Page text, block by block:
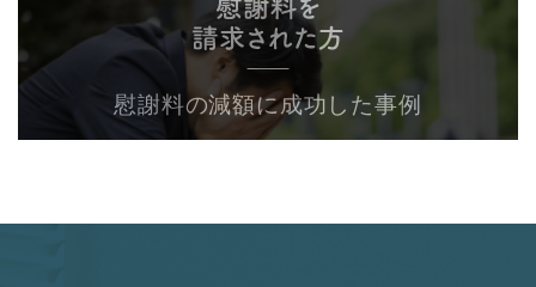
慰謝料の減額に成功した事例